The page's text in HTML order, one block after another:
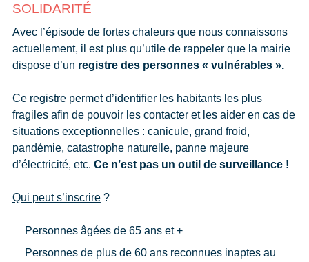
SOLIDARITÉ
Avec l’épisode de fortes chaleurs que nous connaissons
actuellement, il est plus qu’utile de rappeler que la mairie
dispose d’un registre des personnes « vulnérables ».
Ce registre permet d’identifier les habitants les plus
fragiles afin de pouvoir les contacter et les aider en cas de
situations exceptionnelles : canicule, grand froid,
pandémie, catastrophe naturelle, panne majeure
d’électricité, etc. Ce n’est pas un outil de surveillance !
Qui peut s’inscrire?
Personnes âgées de 65 ans et +
Personnes de plus de 60 ans reconnues inaptes au